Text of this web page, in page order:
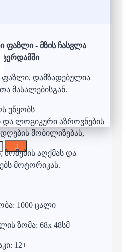
ფაზლი - მზის ჩასვლა
ფაზლი, დამზადებულია
მასალებისგან.
უწყობს
და ლოგიკური აზროვნების
მობილიზებას,
აღქმას და
მოტორიკას.
1000 ცალი
ზომა: 68x 48სმ
12+